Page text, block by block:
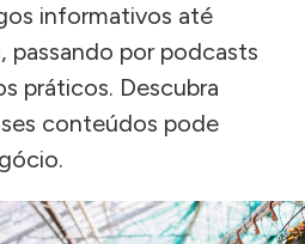
informativos até
passando por podcasts
práticos. Descubra
conteúdos pode